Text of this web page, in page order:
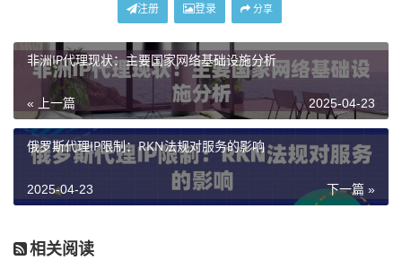
技术实现
用户知情权
每次连接前需明确告知数据使用范围
数据最小化 自动清除超过24小时的连接日志
传输加密 强制启用 1.3协议进行数据传输
神龙海外代理IP的德国节点在设计时就内置了三重合规
机制：自动化的数据生命周期管理系统、基于区块链的
授权记录存证、以及实时更新的IP信誉评分体系。这些
注册 登录 分享
非洲IP代理现状：主要国家网络基础设施分析
« 上一篇 2025-04-23
俄罗斯代理IP限制：RKN法规对服务的影响
下一篇 »
2025-04-23
相关阅读